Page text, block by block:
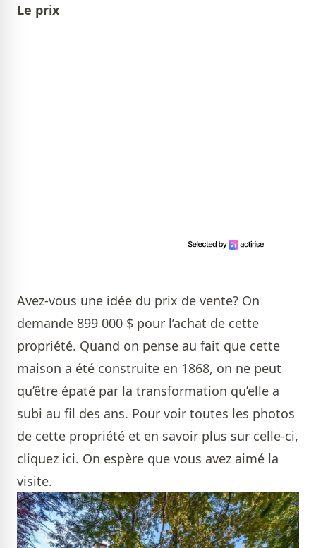
Le prix
Avez-vous une idée du prix de vente? On
demande 899 000 $ pour l’achat de cette
propriété. Quand on pense au fait que cette
maison a été construite en 1868, on ne peut
qu’être épaté par la transformation qu’elle a
subi au fil des ans. Pour voir toutes les photos
de cette propriété et en savoir plus sur celle-ci,
cliquez ici. On espère que vous avez aimé la
visite.